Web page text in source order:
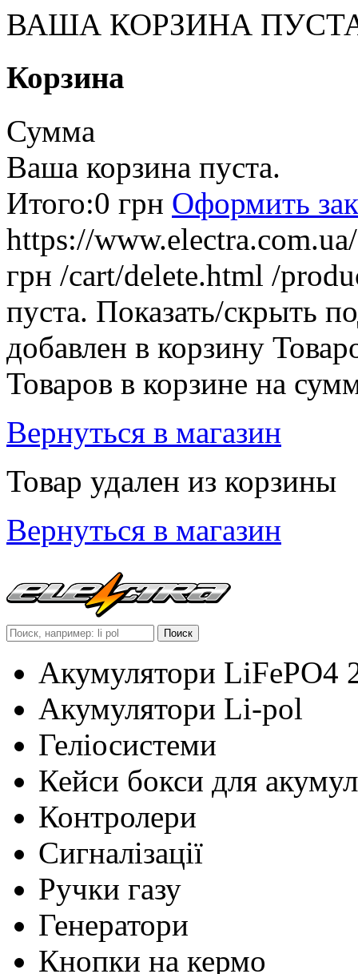
ВАША КОРЗИНА
Корзина
Сумма
Ваша корзина пуста.
Итого:0 грн Оформить
https://
грн /cart/delete.html /
пуста. Показать/скрыть
добавлен в корзину
Товаров в корзине на
Вернуться в магазин
Товар удален из корзины
Вернуться в магазин
Акумулятори LiFePO4
Акумулятори Li-pol
Геліосистеми
Кейси бокси для
Контролери
Сигналізації
Ручки газу
Генератори
Кнопки на кермо